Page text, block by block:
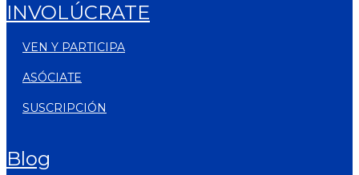
INVOLÚCRATE
VEN Y PARTICIPA
ASÓCIATE
SUSCRIPCIÓN
blog